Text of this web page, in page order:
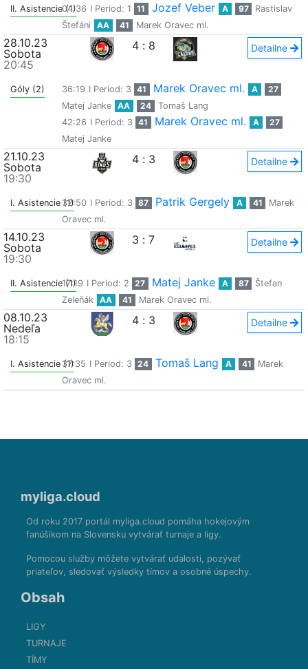
II. Asistencie (1)
04:36 I Period: 1 11 Jozef Veber A 97
Rastislav
Štefáni
AA 41 Marek Oravec ml.
28.10.23
Sobota
20:45
4 : 8 Detailne
Góly (2) 36:19 I Period: 3 41 Marek Oravec ml. A
27
Matej Janke
AA 24
Tomaš Lang
42:26 I Period: 3 41 Marek Oravec ml. A
27
Matej Janke
21.10.23
Sobota
19:30
4 : 3 Detailne
I. Asistencie (1)32:50 I Period: 3 87 Patrik Gergely A 41
Marek
Oravec ml.
14.10.23
Sobota
19:30
3 : 7 Detailne
II. Asistencie (1)
17:19 I Period: 2 27 Matej Janke A 87
Štefan
Zeleňák
AA 41 Marek Oravec ml.
08.10.23
Nedeľa
18:15
4 : 3 Detailne
I. Asistencie (1)37:35 I Period: 3 24 Tomaš Lang A 41
Marek
Oravec ml.
myliga.cloud
Od roku 2017 portál myliga.cloud pomáha hokejovým
fanúšikom na Slovensku vytvárať turnaje a ligy.
Pomocou služby môžete vytvárať udalosti, pozývať
priateľov, sledovať výsledky tímov a osobné úspechy.
Obsah
LIGY
TURNAJE
TÍMY